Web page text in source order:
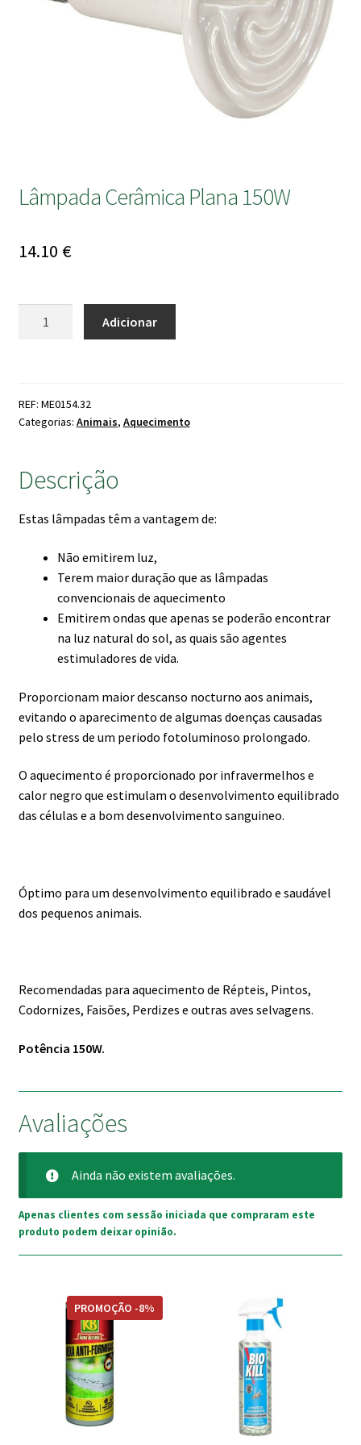
Lâmpada Cerâmica Plana 150W
14.10 €
150W
Adicionar
REF: ME0154.32
Categorias: Animais, Aquecimento
Descrição
Estas lâmpadas têm a vantagem de:
Não emitirem luz,
Terem maior duração que as lâmpadas
convencionais de aquecimento
Emitirem ondas que apenas se poderão encontrar
na luz natural do sol, as quais são agentes
estimuladores de vida.
Proporcionam maior descanso nocturno aos animais,
evitando o aparecimento de algumas doenças causadas
pelo stress de um periodo fotoluminoso prolongado.
O aquecimento é proporcionado por infravermelhos e
calor negro que estimulam o desenvolvimento equilibrado
das células e a bom desenvolvimento sanguineo.
Óptimo para um desenvolvimento equilibrado e saudável
dos pequenos animais.
Recomendadas para aquecimento de Répteis, Pintos,
Codornizes, Faisões, Perdizes e outras aves selvagens.
Potência 150W.
Avaliações
Ainda não existem avaliações.
Apenas clientes com sessão iniciada que compraram este
produto podem deixar opinião.
PROMOÇÃO -8%